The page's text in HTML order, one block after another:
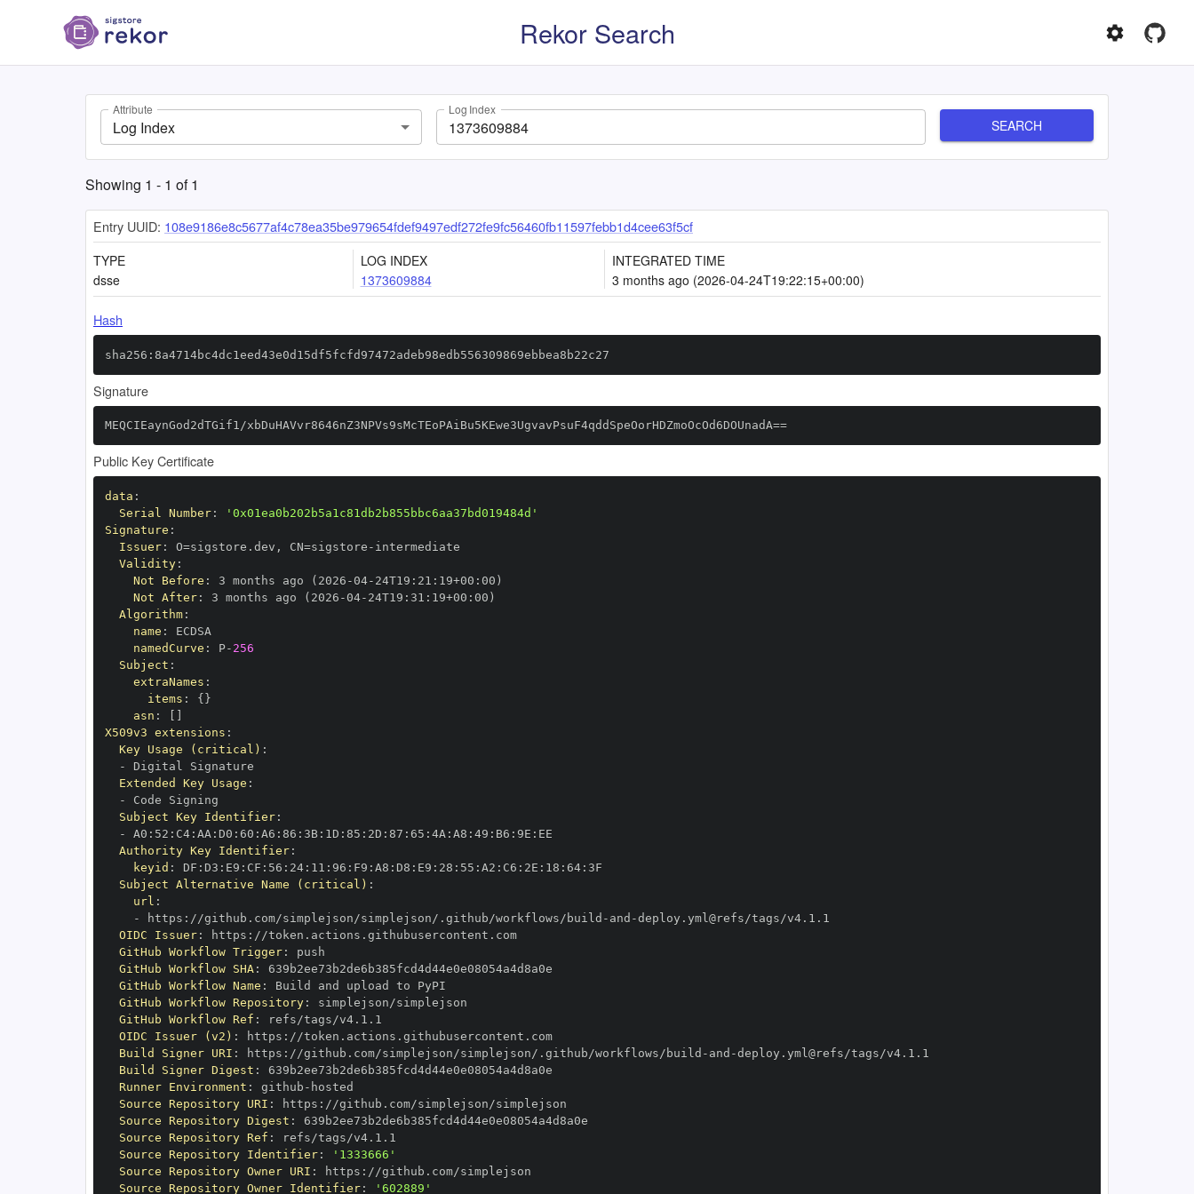
Rekor Search
Attribute
Log Index
Log Index
SEARCH
Showing 1 - 1 of1
Entry UUID: 108e9186e8c5677af4c78ea35be979654fdef9497edf272fe9fc56460fb11597febb1d4cee63f5cf
TYPE
dsse
LOG INDEX
1373609884
INTEGRATED TIME
3 months ago (2026-04-24T19:22:15+00:00)
Hash
sha256:8a4714bc4dc1eed43e0d15df5fcfd97472adeb98edb556309869ebbea8b22c27
Signature
MEQCIEaynGod2dTGif1/xbDuHAVvr8646nZ3NPVs9sMcTEoPAiBu5KEwe3UgvavPsuF4qddSpeOorHDZmoOcOd6DOUnadA==
Public Key Certificate
data :
Serial Number:
'0x01ea0b202b5a1c81db2b855bbc6aa37bd019484d'
Signature :
Issuer: O=sigstore.dev , CN=sigstore -
Validity:
Not Before : 3 months ago (2026 -04- 24T19 : 21 : 19+00 :
Not After: 3 months ago (2026 -04- 24T19 : 31 : 19+00 :
Algorithm:
name :
namedCurve : P- 256
Subject :
extraNames :
items : { }
asn :
X509v3 extensions :
Key Usage (critical) :
-
Extended Key Usage :
-
Subject Key Identifier:
-
A0 : 52 : C4: AA : D0 : 60 : A6 : 86 : 3B: 1D : 85 : 2D : 87 : 65 : 4A : A8 : 49 : B6 : 9E :
Authority Key Identifier:
keyid : DF : D3 : E9 : CF : 56 : 24: 11 : 96 : F9 : A8 : D8 : E9 : 28 : 55 : A2 : C6 : 2E : 18 : 64:
Subject Alternative Name (critical) :
url :
-
https : //github.com/simplejson/simplejson/.github/workflows/build - and -
OIDC Issuer: https :
//token.actions.githubusercontent.com
GitHub Workflow Trigger:
GitHub Workflow SHA:
GitHub Workflow Name :
GitHub Workflow Repository:
GitHub Workflow Ref :
OIDC Issuer (v2) : https :
//token.actions.githubusercontent.com
Build Signer URI : https : //github.com/simplejson/simplejson/.github/workflows/build - and -
Build Signer Digest :
Runner Environment : github -
Source Repository URI : https :
Source Repository Digest :
Source Repository Ref :
Source Repository Identifier:
'1333666'
Source Repository Owner URI : https :
Source Repository Owner Identifier: '602889'